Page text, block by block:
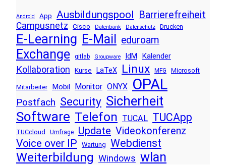
Android App Ausbildungspool Barrierefreiheit
Campusnetz Cisco Datenbank Datenschutz Drucken
E-Learning E-Mail eduroam
Exchange gitlab Groupware IdM Kalender
Kollaboration Kurse LaTeX Linux MFG Microsoft
Mitarbeiter Mobil Monitor ONYX OPAL
Postfach Security Sicherheit
Software Telefon TUCAL TUCApp
TUCcloud Umfrage Update Videokonferenz
Voice over IP Wartung Webdienst
Weiterbildung Windows wlan